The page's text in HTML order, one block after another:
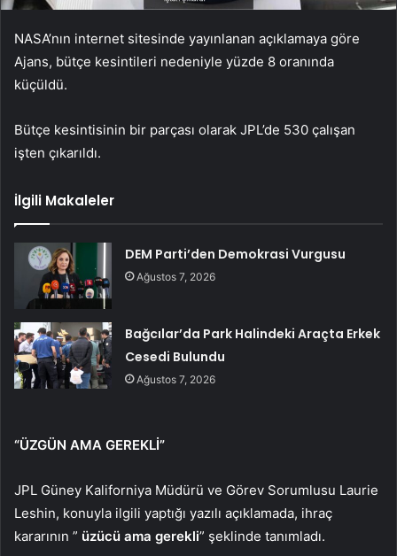
NASA’nın internet sitesinde yayınlanan açıklamaya göre
Ajans, bütçe kesintileri nedeniyle yüzde 8 oranında
küçüldü.
Bütçe kesintisinin bir parçası olarak JPL’de 530 çalışan
işten çıkarıldı.
İlgili Makaleler
DEM Parti’den Demokrasi Vurgusu
Ağustos 7, 2026
Bağcılar’da Park Halindeki Araçta Erkek
Cesedi Bulundu
Ağustos 7, 2026
“ÜZGÜN AMA GEREKLİ”
JPL Güney Kaliforniya Müdürü ve Görev Sorumlusu Laurie
Leshin, konuyla ilgili yaptığı yazılı açıklamada, ihraç
kararının ” üzücü ama gerekli” şeklinde tanımladı.